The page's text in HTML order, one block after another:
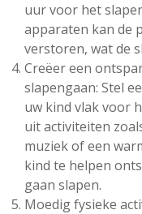
uur voor het
apparaten kan de
verstoren, wat de
Creëer een
slapengaan: Stel
uw kind vlak voor
uit activiteiten
muziek of een
kind te helpen
gaan slapen.
Moedig fysieke